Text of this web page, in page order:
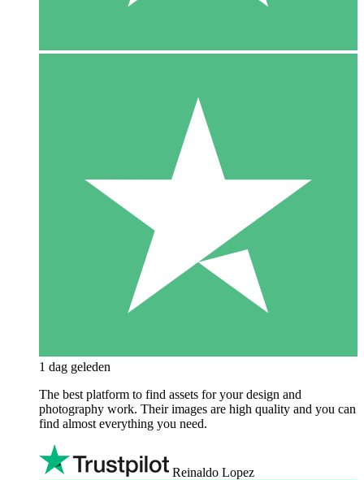
1 dag geleden
The best platform to find assets for your design and
photography work. Their images are high quality and you can
find almost everything you need.
Reinaldo Lopez